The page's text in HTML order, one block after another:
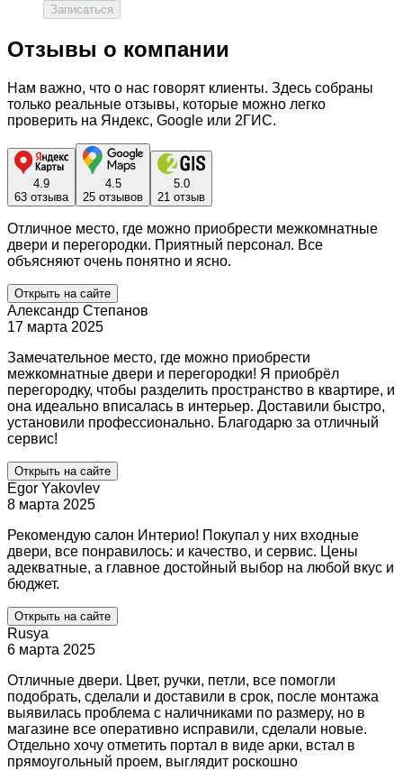
Записаться
Отзывы о компании
Нам важно, что о нас говорят клиенты. Здесь собраны
только реальные отзывы, которые можно легко
проверить на Яндекс, Google или 2ГИС.
4.9
63 отзыва
4.5
25 отзывов
5.0
21 отзыв
Отличное место, где можно приобрести межкомнатные
двери и перегородки. Приятный персонал. Все
объясняют очень понятно и ясно.
Открыть на сайте
Александр Степанов
17 марта 2025
Замечательное место, где можно приобрести
межкомнатные двери и перегородки! Я приобрёл
перегородку, чтобы разделить пространство в квартире, и
она идеально вписалась в интерьер. Доставили быстро,
установили профессионально. Благодарю за отличный
сервис!
Открыть на сайте
Egor Yakovlev
8 марта 2025
Рекомендую салон Интерио! Покупал у них входные
двери, все понравилось: и качество, и сервис. Цены
адекватные, а главное достойный выбор на любой вкус и
бюджет.
Открыть на сайте
Rusya
6 марта 2025
Отличные двери. Цвет, ручки, петли, все помогли
подобрать, сделали и доставили в срок, после монтажа
выявилась проблема с наличниками по размеру, но в
магазине все оперативно исправили, сделали новые.
Отдельно хочу отметить портал в виде арки, встал в
прямоугольный проем, выглядит роскошно